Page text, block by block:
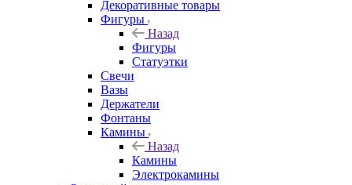
Декоративные товары
Фигуры
Назад
Фигуры
Статуэтки
Свечи
Вазы
Держатели
Фонтаны
Камины
Назад
Камины
Электрокамины